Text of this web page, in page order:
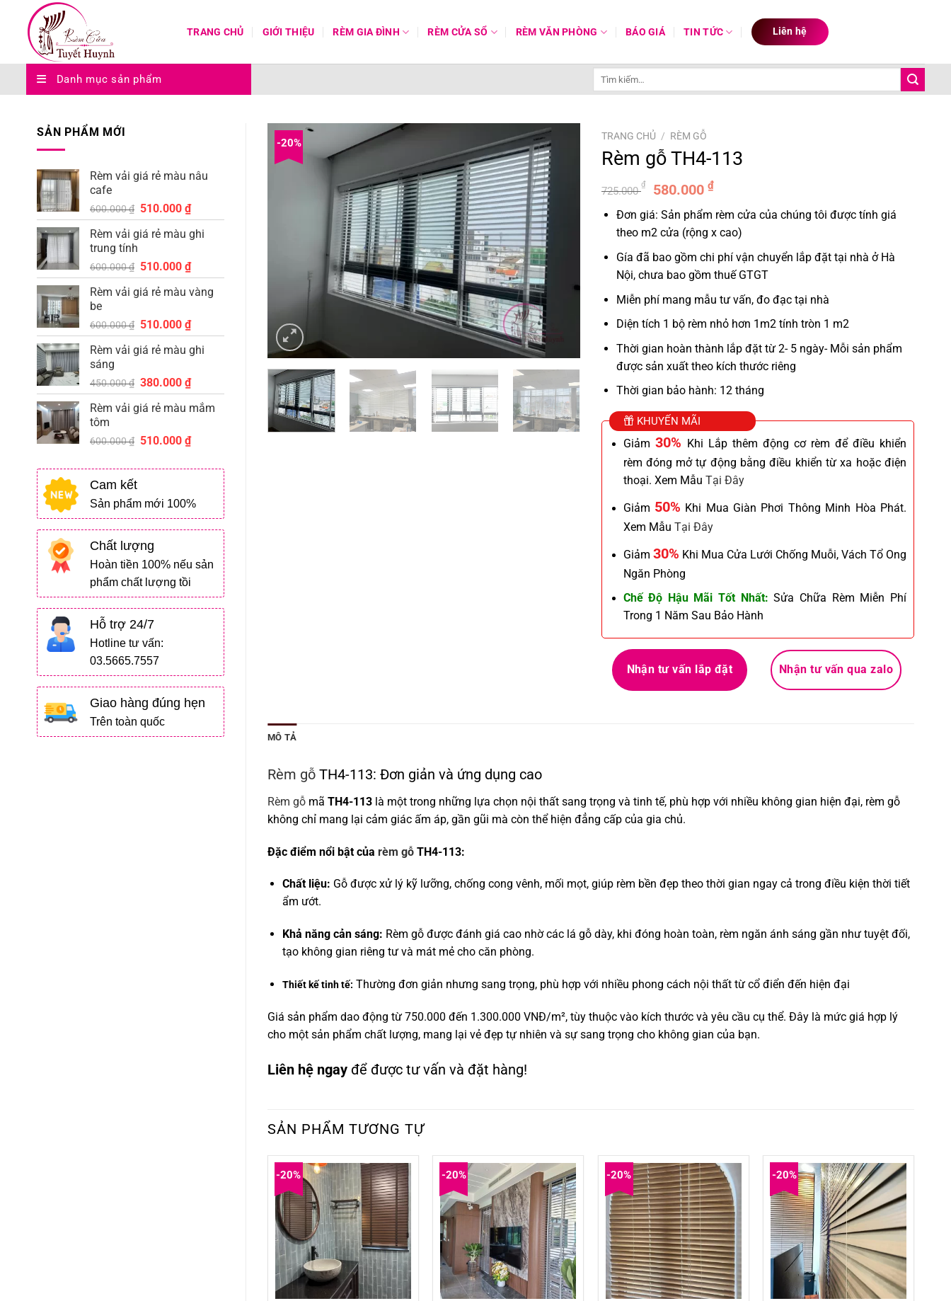
dung
TRANG CHỦ GIỚI THIỆU RÈM GIA ĐÌNH RÈM CỬA SỔ RÈM VĂN PHÒNG BÁO GIÁ TIN TỨC Liên hệ
Danh mục sản phẩm
SẢN PHẨM MỚI
Rèm vải giá rẻ màu nâu
cafe
600.000₫ Giá
gốc
là:
510.000₫Giá
hiện
tại
510.000 ₫.
Rèm vải giá rẻ màu ghi
trung tính
600.000₫ Giá
gốc
là:
510.000₫Giá
hiện
tại
510.000 ₫.
Rèm vải giá rẻ màu vàng
be
600.000₫ Giá
gốc
là:
510.000₫Giá
hiện
tại
510.000 ₫.
Rèm vải giá rẻ màu ghi
sáng
450.000₫ Giá
gốc
là:
380.000₫Giá
hiện
tại
380.000 ₫.
Rèm vải giá rẻ màu mắm
tôm
600.000₫ Giá
là:
510.000₫Giá
tại
510.000 ₫.
Cam kết
Sản phẩm mới 100%
Chất lượng
Hoàn tiền 100% nếu sản
phẩm chất lượng tồi
Hỗ trợ 24/7
Hotline tư vấn:
03.5665.7557
Giao hàng đúng hẹn
Trên toàn quốc
-20%
TRANG CHỦ / RÈM GỖ
Rèm gỗ TH4-113
725.000
₫
Giá
gốc
là:
725.000 ₫.
580.000 ₫Giá
hiện
tại
là:
580.000 ₫.
Đơn giá: Sản phẩm rèm cửa của chúng tôi được tính giá
theo m2 cửa (rộng x cao)
Gía đã bao gồm chi phí vận chuyển lắp đặt tại nhà ở Hà
Nội, chưa bao gồm thuế GTGT
Miễn phí mang mẫu tư vấn, đo đạc tại nhà
Diện tích 1 bộ rèm nhỏ hơn 1m2 tính tròn 1 m2
Thời gian hoàn thành lắp đặt từ 2- 5 ngày- Mỗi sản phẩm
được sản xuất theo kích thước riêng
Thời gian bảo hành: 12 tháng
KHUYẾN MÃI
Giảm 30% Khi Lắp thêm động cơ rèm để điều khiển
rèm đóng mở tự động bằng điều khiển từ xa hoặc điện
thoại. Xem Mẫu Tại Đây
Giảm 50% Khi Mua Giàn Phơi Thông Minh Hòa Phát.
Xem Mẫu Tại Đây
Giảm 30% Khi Mua Cửa Lưới Chống Muỗi, Vách Tổ Ong
Ngăn Phòng
Chế Độ Hậu Mãi Tốt Nhất: Sửa Chữa Rèm Miễn Phí
Trong 1 Năm Sau Bảo Hành
Nhận tư vấn lắp đặt Nhận tư vấn qua zalo
MÔ TẢ
Rèm gỗ TH4-113: Đơn giản và ứng dụng cao
Rèm gỗ mã TH4-113 là một trong những lựa chọn nội thất sang trọng và tinh tế, phù hợp với nhiều không gian hiện đại, rèm gỗ
không chỉ mang lại cảm giác ấm áp, gần gũi mà còn thể hiện đẳng cấp của gia chủ.
Đặc điểm nổi bật của rèm gỗ TH4-113:
Chất liệu: Gỗ được xử lý kỹ lưỡng, chống cong vênh, mối mọt, giúp rèm bền đẹp theo thời gian ngay cả trong điều kiện thời tiết
ẩm ướt.
Khả năng cản sáng: Rèm gỗ được đánh giá cao nhờ các lá gỗ dày, khi đóng hoàn toàn, rèm ngăn ánh sáng gần như tuyệt đối,
tạo không gian riêng tư và mát mẻ cho căn phòng.
Thiết kế tinh tế: Thường đơn giản nhưng sang trọng, phù hợp với nhiều phong cách nội thất từ cổ điển đến hiện đại
Giá sản phẩm dao động từ 750.000 đến 1.300.000 VNĐ/m², tùy thuộc vào kích thước và yêu cầu cụ thể. Đây là mức giá hợp lý
cho một sản phẩm chất lượng, mang lại vẻ đẹp tự nhiên và sự sang trọng cho không gian của bạn.
Liên hệ ngay để được tư vấn và đặt hàng!
SẢN PHẨM TƯƠNG TỰ
-20% -20% -20% -20%